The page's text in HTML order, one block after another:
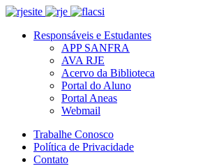
Responsáveis e Estudantes
APP SANFRA
AVA RJE
Acervo da Biblioteca
Portal do Aluno
Portal Aneas
Webmail
Trabalhe Conosco
Política de Privacidade
Contato